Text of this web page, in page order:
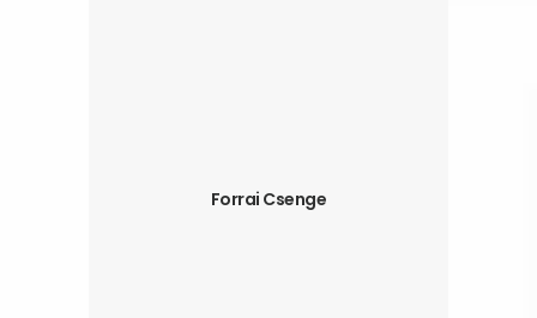
Forrai Csenge